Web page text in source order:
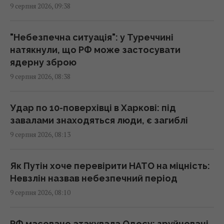
Каспрів Верх: піднятися на одну з
найвищих гір Татр – і не лише вижити, а й
зекономити 2000 гривень
Основний напрямок – Одещина: у
Повітряних силах розкрили деталі
Війна в Ірані послабила США, тепер Росія та
9 серпня 2026, 09:38
"Небезпечна ситуація": у Туреччині
натякнули, що РФ може застосувати
ядерну зброю
9 серпня 2026, 08:38
Удар по 10-поверхівці в Харкові: під
завалами знаходяться люди, є загиблі
9 серпня 2026, 08:13
Як Путін хоче перевірити НАТО на міцність:
Невзлін назвав небезпечний період
9 серпня 2026, 08:10